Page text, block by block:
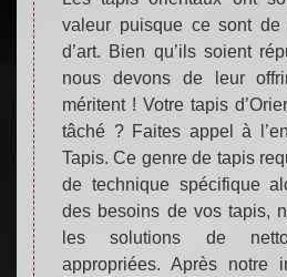
valeur puisque ce sont
d’art. Bien qu’ils soient
nous devons de leur
méritent ! Votre tapis
tâché ? Faites appel à
Tapis. Ce genre de tapis
de technique spécifique
des besoins de vos tapis,
les solutions de
appropriées. Après notre